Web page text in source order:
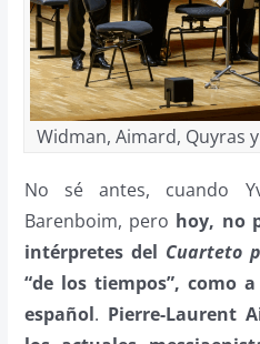
Widman, Aimard, Quyras
No sé antes, cuando
Barenboim, pero hoy, no
intérpretes del Cuarteto
“de los tiempos”, como
español. Pierre-Laurent